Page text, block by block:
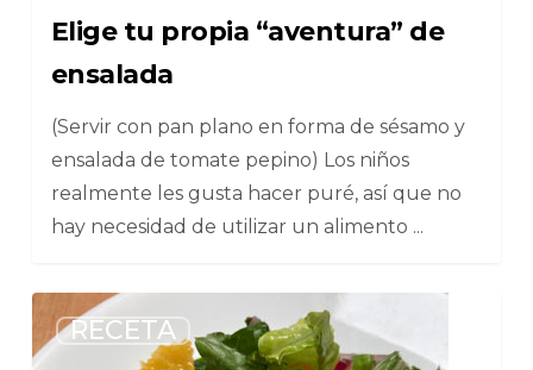
Elige tu propia “aventura” de
ensalada
(Servir con pan plano en forma de sésamo y
ensalada de tomate pepino) Los niños
realmente les gusta hacer puré, así que no
hay necesidad de utilizar un alimento ...
RECETA
2